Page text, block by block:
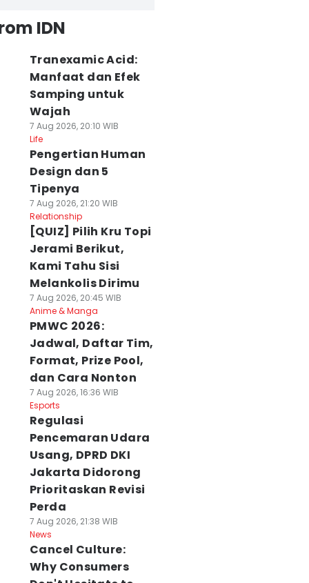
IDN
Tranexamic Acid:
Manfaat dan Efek
Samping untuk
Wajah
7 Aug 2026, 20:10 WIB
Life
Pengertian Human
Design dan 5
Tipenya
7 Aug 2026, 21:20 WIB
Relationship
[QUIZ] Pilih Kru Topi
Jerami Berikut,
Kami Tahu Sisi
Melankolis Dirimu
7 Aug 2026, 20:45 WIB
Anime & Manga
PMWC 2026:
Jadwal, Daftar Tim,
Format, Prize Pool,
dan Cara Nonton
7 Aug 2026, 16:36 WIB
Esports
Regulasi
Pencemaran Udara
Usang, DPRD DKI
Jakarta Didorong
Prioritaskan Revisi
Perda
7 Aug 2026, 21:38 WIB
News
Cancel Culture:
Why Consumers